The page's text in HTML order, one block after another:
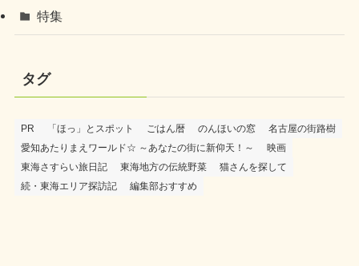
特集
タグ
PR 「ほっ」とスポット ごはん暦 のんほいの窓
名古屋の街路樹
愛知あたりまえワールド☆ ～あなたの街に新仰天！～
映画
東海さすらい旅日記
東海地方の伝統野菜
猫さんを探して
続・東海エリア探訪記
編集部おすすめ